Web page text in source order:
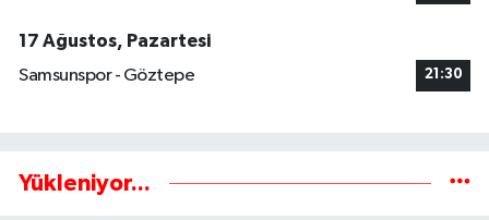
17 Ağustos, Pazartesi
Samsunspor - Göztepe
21:30
Yükleniyor...